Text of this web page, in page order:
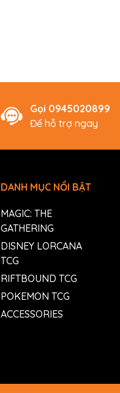
Gọi 0945020899
Để hỗ trợ ngay
DANH MỤC NỔI BẬT
MAGIC: THE
GATHERING
DISNEY LORCANA
TCG
RIFTBOUND TCG
POKEMON TCG
ACCESSORIES